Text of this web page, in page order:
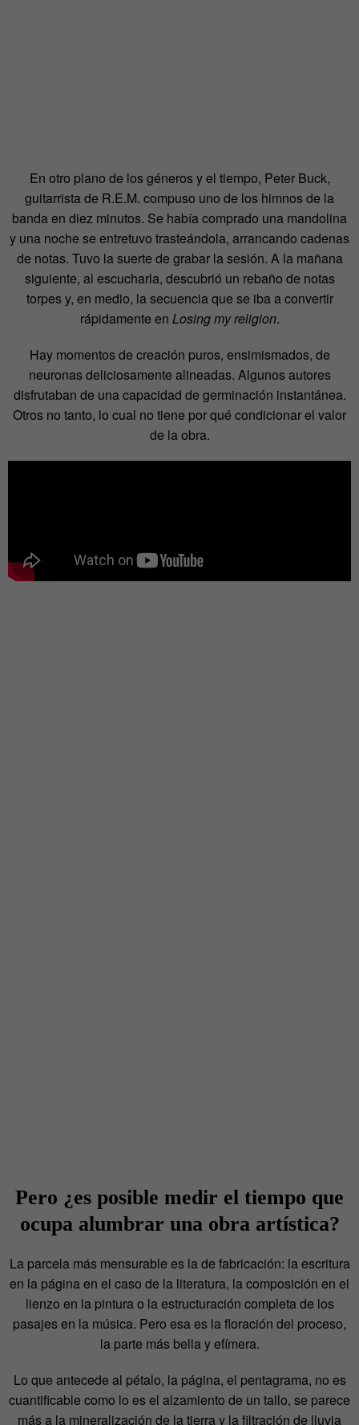
En otro plano de los géneros y el tiempo, Peter Buck,
guitarrista de R.E.M. compuso uno de los himnos de la
banda en diez minutos. Se había comprado una mandolina
y una noche se entretuvo trasteándola, arrancando cadenas
de notas. Tuvo la suerte de grabar la sesión. A la mañana
siguiente, al escucharla, descubrió un rebaño de notas
torpes y, en medio, la secuencia que se iba a convertir
rápidamente en Losing my religion.
Hay momentos de creación puros, ensimismados, de
neuronas deliciosamente alineadas. Algunos autores
disfrutaban de una capacidad de germinación instantánea.
Otros no tanto, lo cual no tiene por qué condicionar el valor
de la obra.
Pero ¿es posible medir el tiempo que
ocupa alumbrar una obra artística?
La parcela más mensurable es la de fabricación: la escritura
en la página en el caso de la literatura, la composición en el
lienzo en la pintura o la estructuración completa de los
pasajes en la música. Pero esa es la floración del proceso,
la parte más bella y efímera.
Lo que antecede al pétalo, la página, el pentagrama, no es
cuantificable como lo es el alzamiento de un tallo, se parece
más a la mineralización de la tierra y la filtración de lluvia